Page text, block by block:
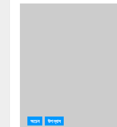
অচেন উপন্যাস